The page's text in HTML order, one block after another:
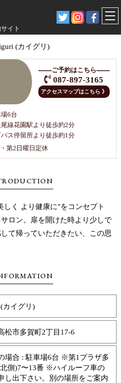
イト
(カイグリ)
ご予約はこちら
087-897-3165
アクセスマップはこちら 》
6台
線花園駅より徒歩約2分
ス停留所より徒歩約1分
第2日曜日定休
く より健康に"をコンセプト
ロン。扉を開けた時より少しで
て帰っていただきたい、この思
カイグリ)
松市多賀町2丁目17-6
場合 : 駐車場6台 ※第1プラザ多
側)7〜13番 ※ハイルーフ車の
し出下さい。別の場所をご案内